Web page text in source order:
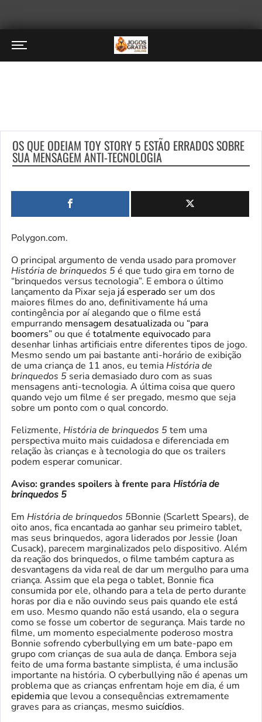
OS QUE ODEIAM TOY STORY 5 ESTÃO ERRADOS SOBRE
SUA MENSAGEM ANTI-TECNOLOGIA
Polygon.com.
O principal argumento de venda usado para promover
História de brinquedos 5é que tudo gira em torno de
“brinquedos versus tecnologia”. E embora o último
lançamento da Pixar seja já esperado ser um dos
maiores filmes do ano, definitivamente há uma
contingência por aí alegando que o filme está
empurrando mensagem desatualizadaou “para
boomers”ou que é totalmente equivocado para
desenhar linhas artificiais entre diferentes tipos de jogo.
Mesmo sendo um pai bastante anti-horário de exibição
de uma criança de 11 anos, eu temia História de
brinquedos 5 seria demasiado duro com as suas
mensagens anti-tecnologia. A última coisa que quero
quando vejo um filme é ser pregado, mesmo que seja
sobre um ponto com o qual concordo.
Felizmente, História de brinquedos 5tem uma
perspectiva muito mais cuidadosa e diferenciada em
relação às crianças e à tecnologia do que os trailers
podem esperar comunicar.
Aviso: grandes spoilers à frente para História de
brinquedos 5
Em História de brinquedos 5Bonnie (Scarlett Spears), de
oito anos, fica encantada ao ganhar seu primeiro tablet,
mas seus brinquedos, agora liderados por Jessie (Joan
Cusack), parecem marginalizados pelo dispositivo. Além
da reação dos brinquedos, o filme também captura as
desvantagens da vida real de dar um mergulho para uma
criança. Assim que ela pega o tablet, Bonnie fica
consumida por ele, olhando para a tela de perto durante
horas por dia e não ouvindo seus pais quando ele está
em uso. Mesmo quando não está usando, ela o segura
como se fosse um cobertor de segurança. Mais tarde no
filme, um momento especialmente poderoso mostra
Bonnie sofrendo cyberbullying em um bate-papo em
grupo com crianças de sua aula de dança. Embora seja
feito de uma forma bastante simplista, é uma inclusão
importante na história. O cyberbullying não é apenas um
problema que as crianças enfrentam hoje em dia, é um
epidemiaque levou a consequências extremamente
graves para as crianças, mesmo suicídios.